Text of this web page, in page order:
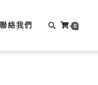
聯絡我們 0